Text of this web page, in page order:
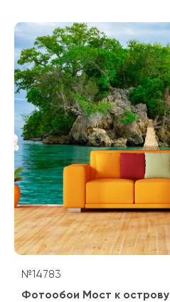
№14783
Фотообои Мост к острову